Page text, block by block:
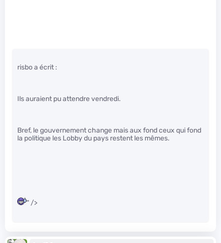
risbo a écrit :
Ils auraient pu attendre vendredi.
Bref, le gouvernement change mais aux fond ceux qui fond
la politique les Lobby du pays restent les mêmes.
" />